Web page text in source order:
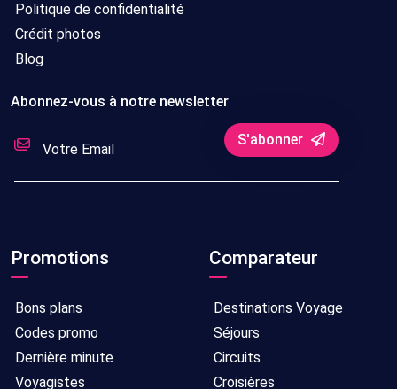
Politique de confidentialité
Crédit photos
Blog
Abonnez-vous à notre newsletter
S'abonner
Promotions
Bons plans
Codes promo
Dernière minute
Voyagistes
Comparateur
Destinations Voyage
Séjours
Circuits
Croisières